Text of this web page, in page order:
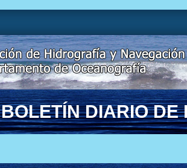
BOLETÍN DIARIO DE